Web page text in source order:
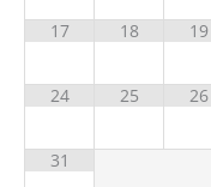
17 18 19
24 25 26
31